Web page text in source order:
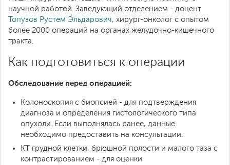
научной работой. Заведующий отделением - доцент
Топузов Рустем Эльдарович, хирург-онколог с опытом
более 2000 операций на органах желудочно-кишечного
тракта.
Как подготовиться к операции
Обследование перед операцией:
Колоноскопия с биопсией - для подтверждения
диагноза и определения гистологического типа
опухоли. Если выполнялась ранее, данные
необходимо предоставить на консультации.
КТ грудной клетки, брюшной полости и малого таза с
контрастированием - для оценки